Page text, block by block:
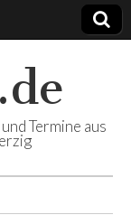
Termine aus